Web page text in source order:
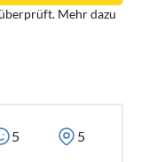
Mehr dazu
5 5